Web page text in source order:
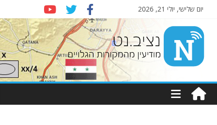
יום שלישי, יולי 21, 2026
Nziv.net
מודיעין
מהמקורות